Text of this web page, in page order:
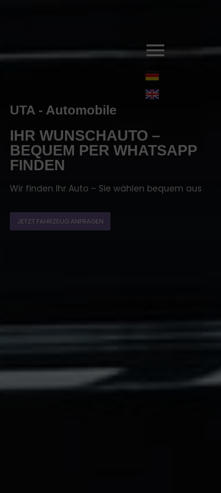
UTA - Automobile
IHR WUNSCHAUTO –
BEQUEM PER WHATSAPP
FINDEN
Wir finden Ihr Auto – Sie wählen bequem aus
JETZT FAHRZEUG ANFRAGEN